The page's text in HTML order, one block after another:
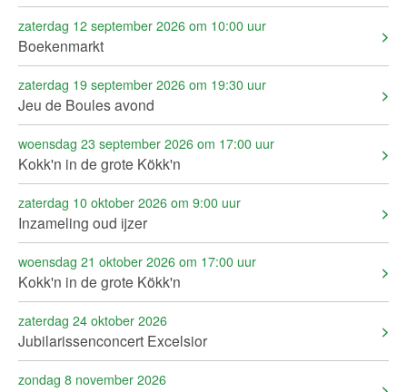
zaterdag 12 september 2026 om 10:00 uur
Boekenmarkt
zaterdag 19 september 2026 om 19:30 uur
Jeu de Boules avond
woensdag 23 september 2026 om 17:00 uur
Kokk'n in de grote Kökk'n
zaterdag 10 oktober 2026 om 9:00 uur
Inzameling oud ijzer
woensdag 21 oktober 2026 om 17:00 uur
Kokk'n in de grote Kökk'n
zaterdag 24 oktober 2026
Jubilarissenconcert Excelsior
zondag 8 november 2026